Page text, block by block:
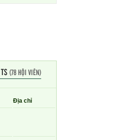
(78 HỘI VIÊN)
Địa chỉ